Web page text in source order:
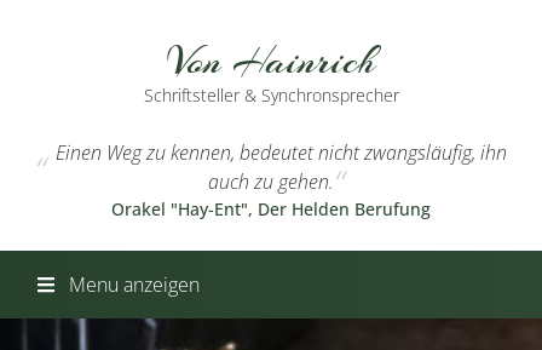
Von Hainrich
Schriftsteller & Synchronsprecher
Einen Weg zu kennen, bedeutet nicht zwangsläufig, ihn
auch zu gehen.
Orakel "Hay-Ent", Der Helden Berufung
Menu anzeigen